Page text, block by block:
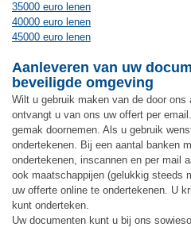
35000 euro lenen
40000 euro lenen
45000 euro lenen
Aanleveren van uw
beveiligde omgeving
Wilt u gebruik maken van de door ons
ontvangt u van ons uw offert per
gemak doornemen. Als u gebruik
ondertekenen. Bij een aantal banken
ondertekenen, inscannen en per mail
ook maatschappijen (gelukkig steeds
uw offerte online te ondertekenen. U
kunt onderteken.
Uw documenten kunt u bij ons